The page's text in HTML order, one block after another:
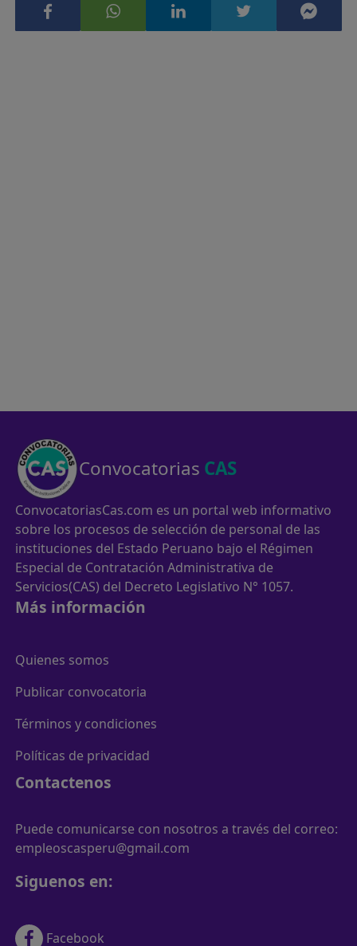
Convocatorias CAS
ConvocatoriasCas.com es un portal web informativo
sobre los procesos de selección de personal de las
instituciones del Estado Peruano bajo el Régimen
Especial de Contratación Administrativa de
Servicios(CAS) del Decreto Legislativo N° 1057.
Más información
Quienes somos
Publicar convocatoria
Términos y condiciones
Políticas de privacidad
Contactenos
Puede comunicarse con nosotros a través del correo:
empleoscasperu@gmail.com
Siguenos en:
Facebook